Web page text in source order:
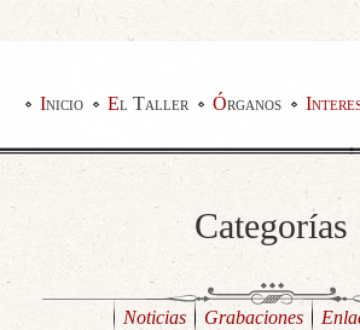
Inicio El Taller Órganos
Categorías
Noticias Grabaciones